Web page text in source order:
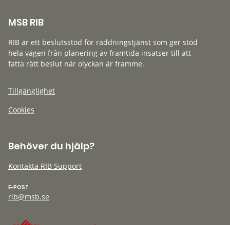
MSB RIB
RIB är ett beslutsstöd för räddningstjänst som ger stöd
hela vägen från planering av framtida insatser till att
fatta rätt beslut när olyckan är framme.
Tillgänglighet
Cookies
Behöver du hjälp?
Kontakta RIB Support
E-POST
rib@msb.se